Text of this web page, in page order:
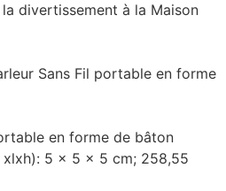
divertissement à la Maison
Sans Fil portable en forme
en forme de bâton
xlxh): 5 x 5 x 5 cm; 258,55